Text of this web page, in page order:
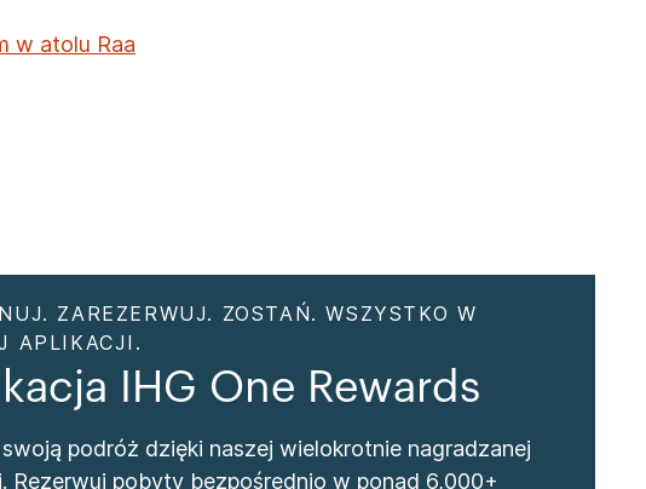
w atolu Raa
ZAREZERWUJ. ZOSTAŃ. WSZYSTKO W
APLIKACJI.
IHG One Rewards
podróż dzięki naszej wielokrotnie nagradzanej
Rezerwuj pobyty bezpośrednio w ponad 6,000+